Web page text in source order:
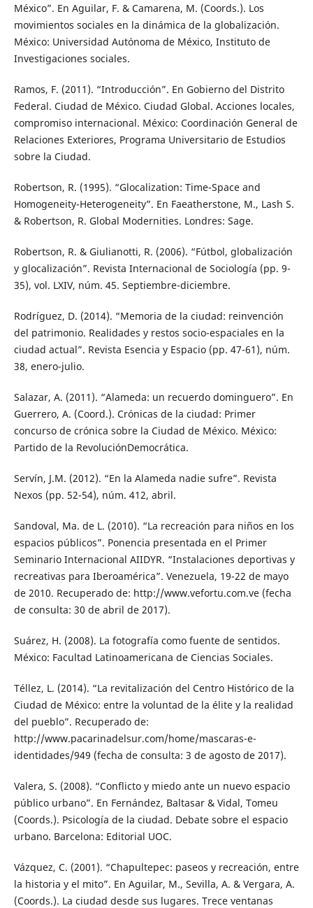
México”. En Aguilar, F. & Camarena, M. (Coords.). Los
movimientos sociales en la dinámica de la globalización.
México: Universidad Autónoma de México, Instituto de
Investigaciones sociales.
Ramos, F. (2011). “Introducción”. En Gobierno del Distrito
Federal. Ciudad de México. Ciudad Global. Acciones locales,
compromiso internacional. México: Coordinación General de
Relaciones Exteriores, Programa Universitario de Estudios
sobre la Ciudad.
Robertson, R. (1995). “Glocalization: Time-Space and
Homogeneity-Heterogeneity”. En Faeatherstone, M., Lash S.
& Robertson, R. Global Modernities. Londres: Sage.
Robertson, R. & Giulianotti, R. (2006). “Fútbol, globalización
y glocalización”. Revista Internacional de Sociología (pp. 9-
35), vol. LXIV, núm. 45. Septiembre-diciembre.
Rodríguez, D. (2014). “Memoria de la ciudad: reinvención
del patrimonio. Realidades y restos socio-espaciales en la
ciudad actual”. Revista Esencia y Espacio (pp. 47-61), núm.
38, enero-julio.
Salazar, A. (2011). “Alameda: un recuerdo dominguero”. En
Guerrero, A. (Coord.). Crónicas de la ciudad: Primer
concurso de crónica sobre la Ciudad de México. México:
Partido de la RevoluciónDemocrática.
Servín, J.M. (2012). “En la Alameda nadie sufre”. Revista
Nexos (pp. 52-54), núm. 412, abril.
Sandoval, Ma. de L. (2010). “La recreación para niños en los
espacios públicos”. Ponencia presentada en el Primer
Seminario Internacional AIIDYR. “Instalaciones deportivas y
recreativas para Iberoamérica”. Venezuela, 19-22 de mayo
de 2010. Recuperado de: http://www.vefortu.com.ve (fecha
de consulta: 30 de abril de 2017).
Suárez, H. (2008). La fotografía como fuente de sentidos.
México: Facultad Latinoamericana de Ciencias Sociales.
Téllez, L. (2014). “La revitalización del Centro Histórico de la
Ciudad de México: entre la voluntad de la élite y la realidad
del pueblo”. Recuperado de:
http://www.pacarinadelsur.com/home/mascaras-e-
identidades/949 (fecha de consulta: 3 de agosto de 2017).
Valera, S. (2008). “Conflicto y miedo ante un nuevo espacio
público urbano”. En Fernández, Baltasar & Vidal, Tomeu
(Coords.). Psicología de la ciudad. Debate sobre el espacio
urbano. Barcelona: Editorial UOC.
Vázquez, C. (2001). “Chapultepec: paseos y recreación, entre
la historia y el mito”. En Aguilar, M., Sevilla, A. & Vergara, A.
(Coords.). La ciudad desde sus lugares. Trece ventanas